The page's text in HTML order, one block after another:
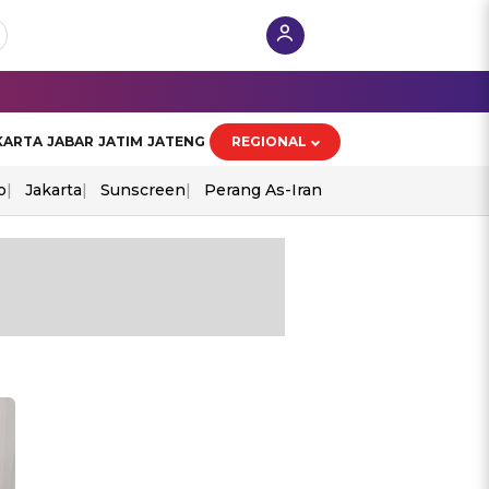
JABAR JATIM JATENG REGIONAL
Jakarta Sunscreen Perang As-Iran